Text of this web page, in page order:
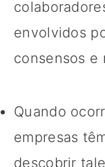
envolvidos
consensos e
Quando
empresas
descobrir